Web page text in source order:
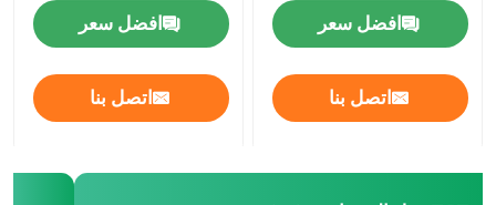
افضل سعر
اتصل بنا
افضل سعر
اتصل بنا